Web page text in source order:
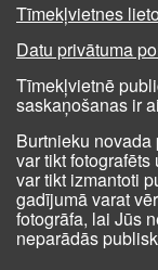
Tīmekļvietnes
Datu privātuma
Tīmekļvietnē
saskaņošanas ir
Burtnieku
var tikt
var tikt izmantoti
gadījumā varat
fotogrāfa, lai Jūs
neparādās